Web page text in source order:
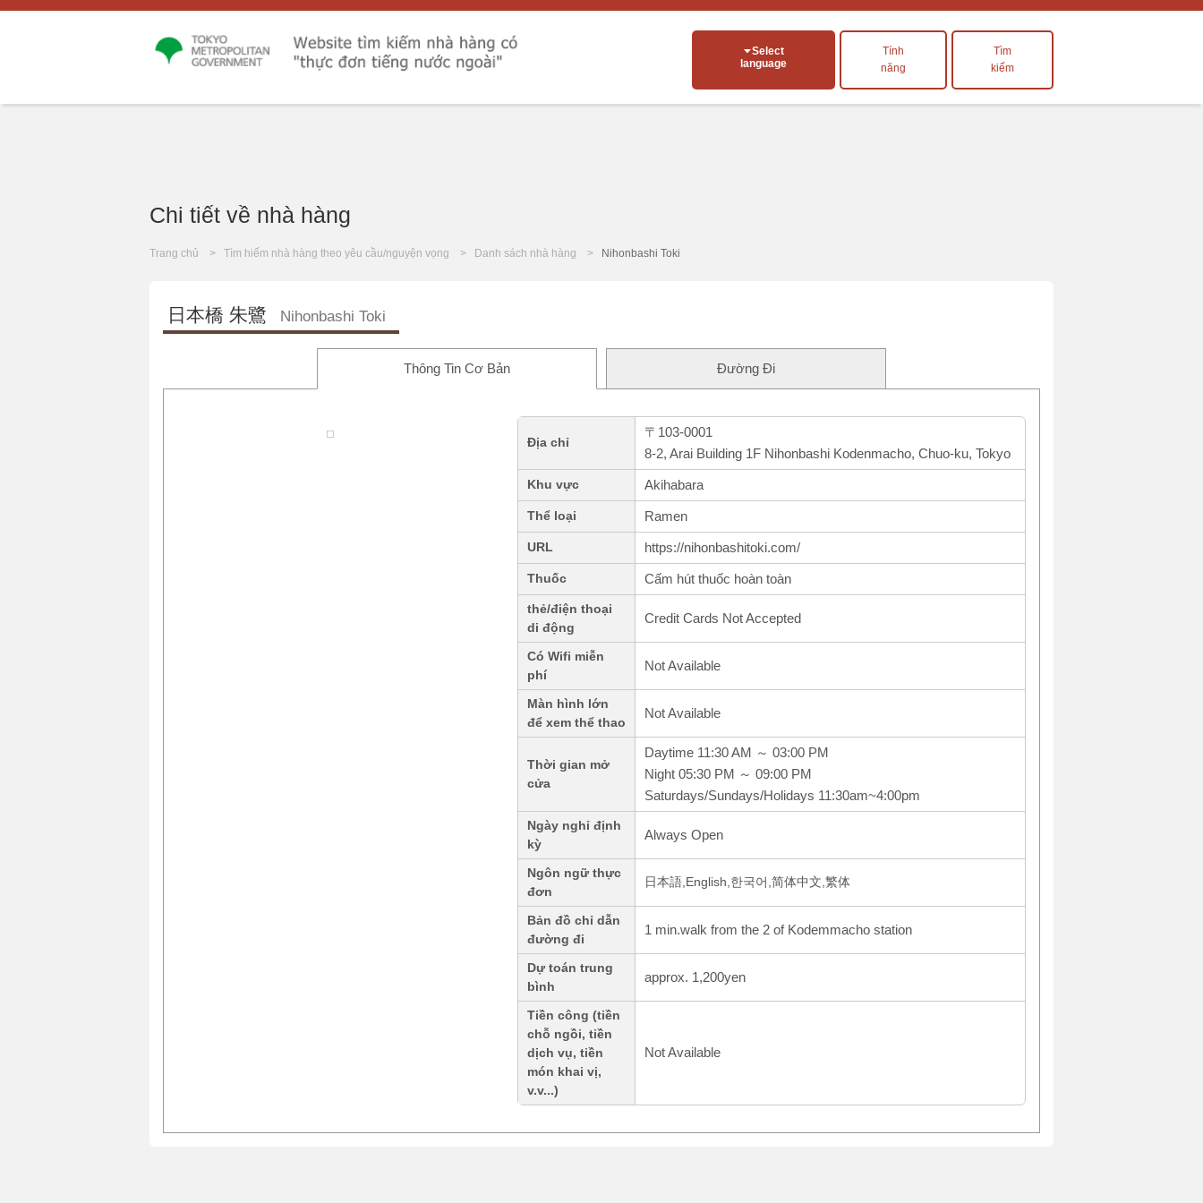
Select
language
Tính
năng
Tìm
kiếm
Chi tiết về nhà hàng
Trang chủ Tìm hiếm nhà hàng theo yêu cầu/nguyện vọng Danh sách nhà hàng Nihonbashi Toki
日本橋 朱鷺 Nihonbashi Toki
Thông Tin Cơ Bản Đường Đi
Địa chỉ
〒103-0001
8-2, Arai Building 1F Nihonbashi Kodenmacho, Chuo-ku, Tokyo
Khu vực Akihabara
Thể loại Ramen
URL https://nihonbashitoki.com/
Thuốc Cấm hút thuốc hoàn toàn
thẻ/điện thoại
di động
Credit Cards Not Accepted
Có Wifi miễn
phí
Not Available
Màn hình lớn
để xem thể thao
Not Available
Thời gian mở
cửa
Daytime 11:30 AM ～ 03:00 PM
Night 05:30 PM ～ 09:00 PM
Saturdays/Sundays/Holidays 11:30am~4:00pm
Ngày nghỉ định
kỳ
Always Open
Ngôn ngữ thực
đơn
日本語,English,한국어,简体中文,繁体
Bản đồ chỉ dẫn
đường đi
1 min.walk from the 2 of Kodemmacho station
Dự toán trung
bình
approx. 1,200yen
Tiền công (tiền
chỗ ngồi, tiền
dịch vụ, tiền
món khai vị,
v.v...)
Not Available